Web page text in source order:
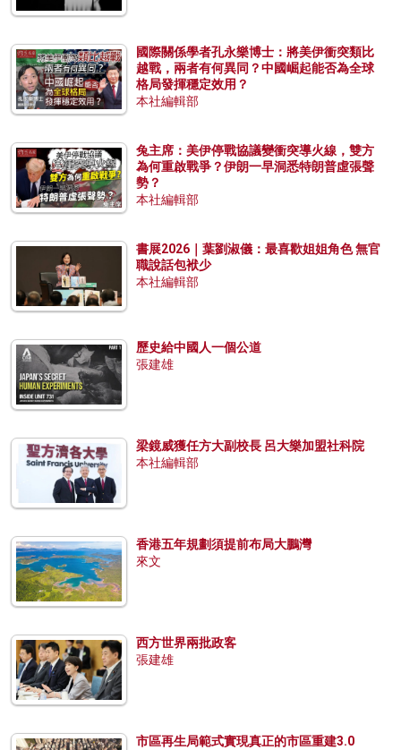
國際關係學者孔永樂博士：將美伊衝突類比
越戰，兩者有何異同？中國崛起能否為全球
格局發揮穩定效用？
本社編輯部
兔主席：美伊停戰協議變衝突導火線，雙方
為何重啟戰爭？伊朗一早洞悉特朗普虛張聲
勢？
本社編輯部
書展2026｜葉劉淑儀：最喜歡姐姐角色 無官
職說話包袱少
本社編輯部
歷史給中國人一個公道
張建雄
梁鏡威獲任方大副校長 呂大樂加盟社科院
本社編輯部
香港五年規劃須提前布局大鵬灣
來文
西方世界兩批政客
張建雄
市區再生局範式實現真正的市區重建3.0